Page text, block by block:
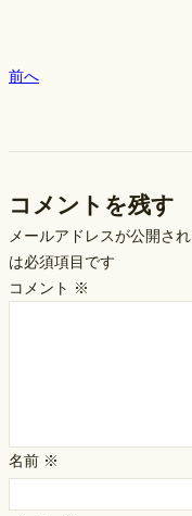
前へ
コメントを残す
メールアドレスが公開さ
は必須項目です
コメント ※
名前 ※